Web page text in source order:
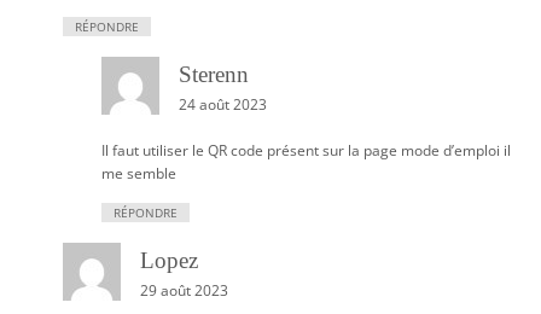
RÉPONDRE
Sterenn
24 août 2023
Il faut utiliser le QR code présent sur la page mode d’emploi il
me semble
RÉPONDRE
Lopez
29 août 2023